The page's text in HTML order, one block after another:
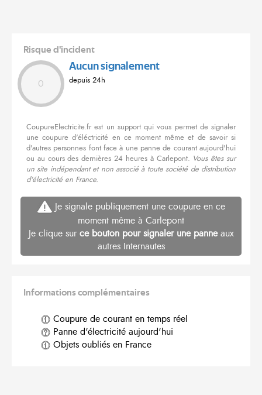
Risque d'incident
0
Aucun signalement
depuis 24h
CoupureElectricite.fr est un support qui vous permet de signaler
une coupure d'éléctricité en ce moment même et de savoir si
d'autres personnes font face à une panne de courant aujourd'hui
ou au cours des dernières 24 heures à Carlepont. Vous êtes sur
un site indépendant et non associé à toute société de distribution
d'électricité en France.
Je signale publiquement une coupure en ce
moment même à Carlepont
Je clique sur ce bouton pour signaler une panneaux
autres Internautes
Informations complémentaires
Coupure de courant en temps réel
Panne d'électricité aujourd'hui
Objets oubliés en France